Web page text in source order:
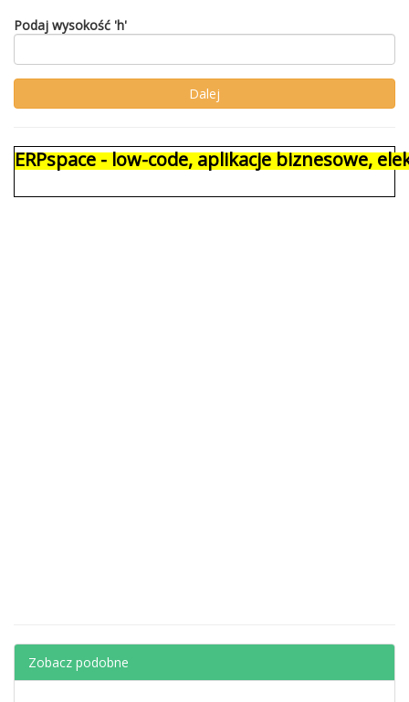
Podaj wysokość 'h'
ERPspace - low-code, aplikacje biznesowe,
Zobacz podobne